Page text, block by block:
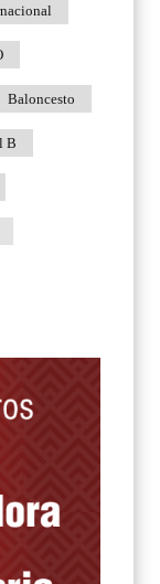
Baloncesto
B